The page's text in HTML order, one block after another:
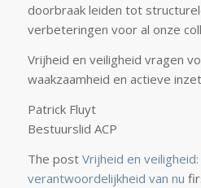
doorbraak leiden tot
verbeteringen voor al onze
Vrijheid en veiligheid vragen
waakzaamheid en actieve
Patrick Fluyt
Bestuurslid ACP
The post Vrijheid en
verantwoordelijkheid van nu